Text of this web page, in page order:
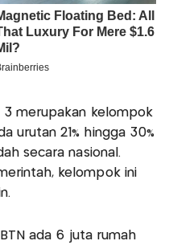
3 merupakan kelompok
urutan 21% hingga 30%
secara nasional.
kelompok ini
ada 6 juta rumah